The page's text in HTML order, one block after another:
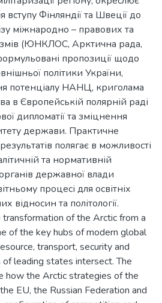
вступу Фінляндії та Швеції до
міжнародно – правових та
(ЮНКЛОС, Арктична рада,
пропозиції щодо
політики України,
потенціалу НАНЦ, криголама
в Європейській полярній раді
дипломатії та зміцнення
держави. Практичне
полягає в можливості
та нормативній
державної влади
процесі для освітніх
відносин та політології.
of the Arctic from a
of the key hubs of modern global
transport, security and
leading states intersect. The
how the Arctic strategies of the
EU, the Russian Federation and